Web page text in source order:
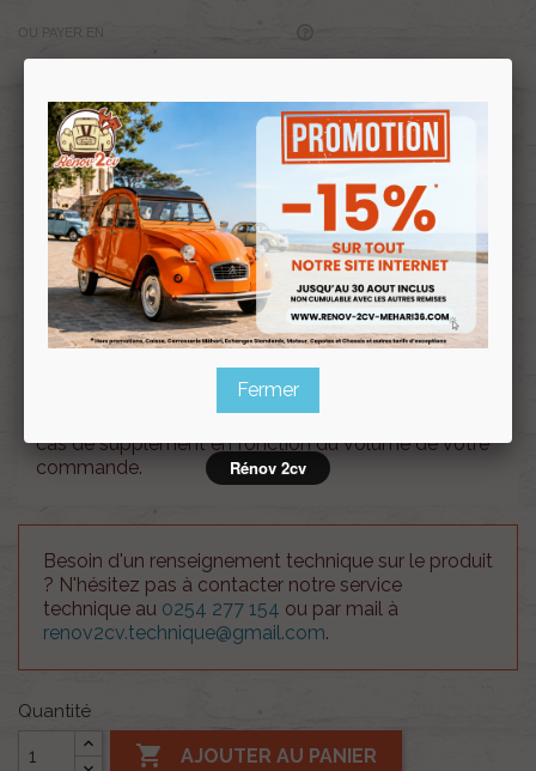
Profitez de prix remisés
avec la Carte clubRenov 2cv
Souscrire
au club
Renov 2cv
Porte avant droit Méhari VERT MONTANA
Attention !!, le coût des frais d'envois est à titre
indicatif. Notre service client vous recontactera en
cas de supplément en fonction du volume de votre
commande.
Besoin d'un renseignement technique sur le produit
? N'hésitez pas à contacter notre service
technique au 0254 277 154 ou par mail à
renov2cv.technique@gmail.com.
Quantité
 AJOUTER AU PANIER
Fermer
Rénov 2cv